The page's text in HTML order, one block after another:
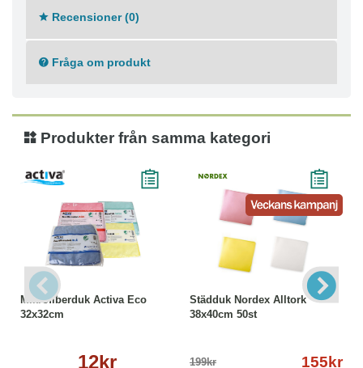
Recensioner (0)
Fråga om produkt
Produkter från samma kategori
Mikrofiberduk Activa Eco
32x32cm
12kr
Städduk Nordex Alltork
38x40cm 50st
199kr 155kr